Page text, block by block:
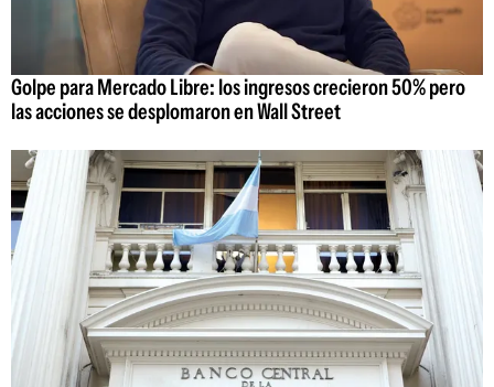
Golpe para Mercado Libre: los ingresos crecieron 50% pero
las acciones se desplomaron en Wall Street